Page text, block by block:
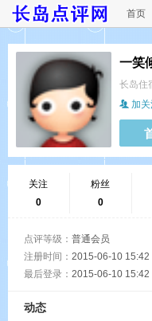
首页
一笑
长岛住
加关
关注
0
粉丝
0
点评等级： 普通会员
注册时间： 2015-06-10 15:42
最后登录： 2015-06-10 15:42
动态